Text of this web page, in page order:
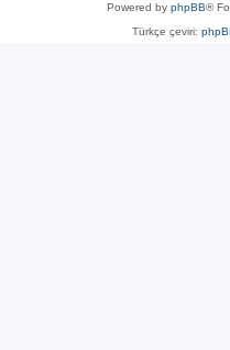
Powered by phpBB®
Türkçe çeviri: